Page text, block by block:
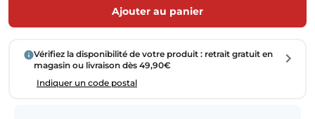
Ajouter au panier
Vérifiez la disponibilité de votre produit : retrait gratuit en
magasin ou livraison dès 49,90€
Indiquer un code postal